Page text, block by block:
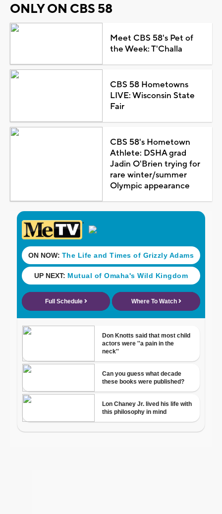
ONLY ON CBS 58
Meet CBS 58's Pet of
the Week: T'Challa
CBS 58 Hometowns
LIVE: Wisconsin State
Fair
CBS 58's Hometown
Athlete: DSHA grad
Jadin O'Brien trying for
rare winter/summer
Olympic appearance